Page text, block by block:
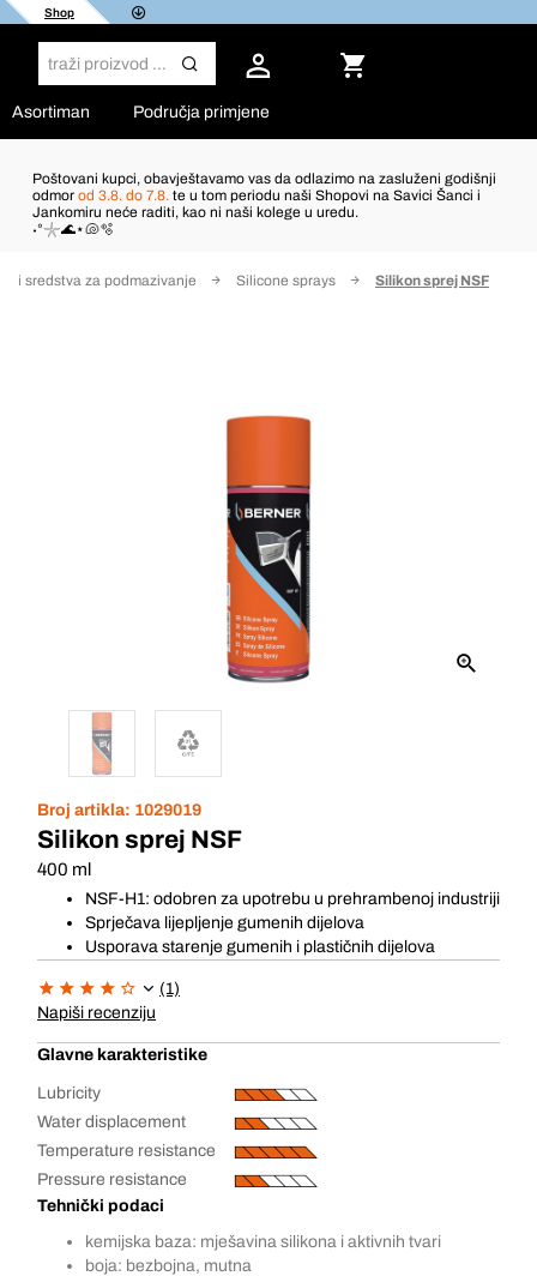
Shop
Asortiman Područja primjene
Poštovani kupci, obavještavamo vas da odlazimo na zasluženi godišnji
odmor od 3.8. do 7.8. te u tom periodu naši Shopovi na Savici Šanci i
Jankomiru neće raditi, kao ni naši kolege u uredu.
˖°𓇼🌊⋆🐚🫧
i sredstva za podmazivanje Silicone sprays Silikon sprej NSF
Broj artikla: 1029019
Silikon sprej NSF
400 ml
NSF-H1: odobren za upotrebu u prehrambenoj industriji
Sprječava lijepljenje gumenih dijelova
Usporava starenje gumenih i plastičnih dijelova
(1)
Napiši recenziju
Glavne karakteristike
Lubricity
Water displacement
Temperature resistance
Pressure resistance
Tehnički podaci
kemijska baza: mješavina silikona i aktivnih tvari
boja: bezbojna, mutna